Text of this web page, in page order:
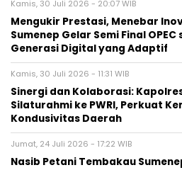
Kamis, 30 Juli 2026 - 20:07 WIB
Mengukir Prestasi, Menebar
Sumenep Gelar Semi Final
Generasi Digital yang Adaptif
Kamis, 30 Juli 2026 - 11:31 WIB
Sinergi dan Kolaborasi:
Silaturahmi ke PWRI, Perkuat
Kondusivitas Daerah
Jumat, 24 Juli 2026 - 17:22 WIB
Nasib Petani Tembakau